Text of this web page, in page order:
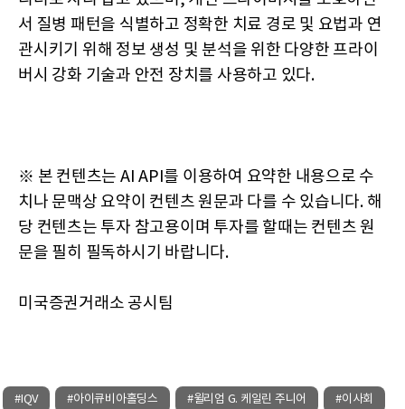
서 질병 패턴을 식별하고 정확한 치료 경로 및 요법과 연
관시키기 위해 정보 생성 및 분석을 위한 다양한 프라이
버시 강화 기술과 안전 장치를 사용하고 있다.
※ 본 컨텐츠는 AI API를 이용하여 요약한 내용으로 수
치나 문맥상 요약이 컨텐츠 원문과 다를 수 있습니다. 해
당 컨텐츠는 투자 참고용이며 투자를 할때는 컨텐츠 원
문을 필히 필독하시기 바랍니다.
미국증권거래소 공시팀
#IQV #아이큐비아홀딩스 #윌리엄 G. 케일린 주니어 #이사회